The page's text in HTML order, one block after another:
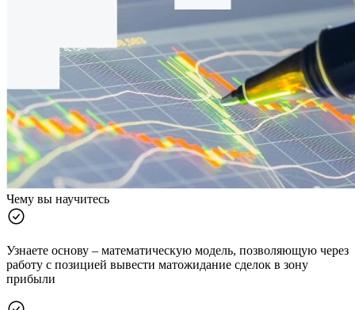
Чему вы научитесь
Узнаете основу – математическую модель, позволяющую через
работу с позицией вывести матожидание сделок в зону
прибыли